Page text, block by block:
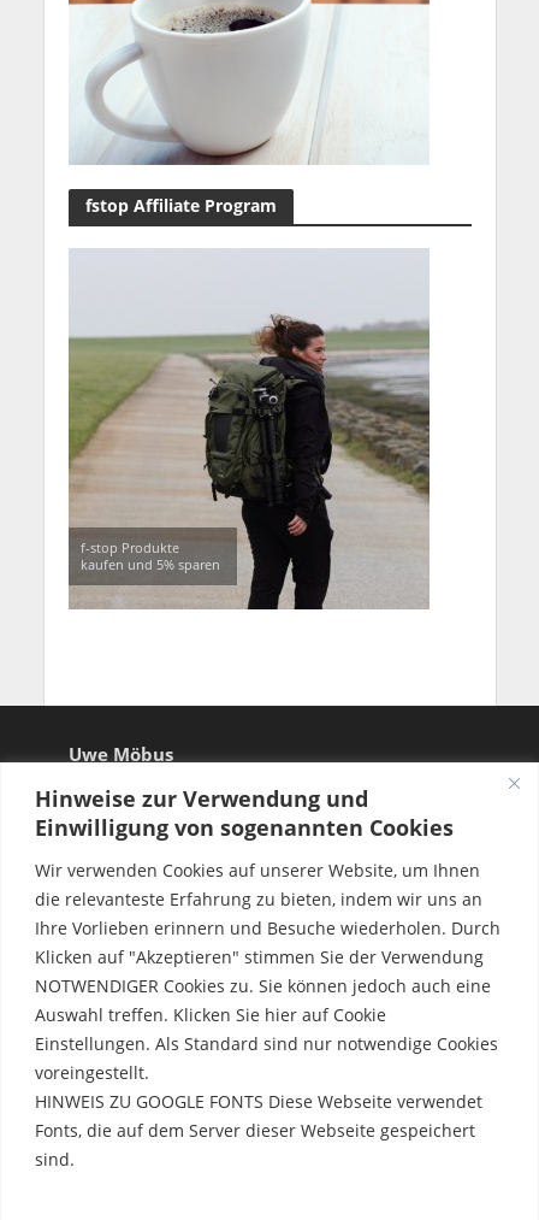
Hinweise zur Verwendung und
Einwilligung von sogenannten Cookies
Wir verwenden Cookies auf unserer Website, um Ihnen
die relevanteste Erfahrung zu bieten, indem wir uns an
Ihre Vorlieben erinnern und Besuche wiederholen. Durch
Klicken auf "Akzeptieren" stimmen Sie der Verwendung
NOTWENDIGER Cookies zu. Sie können jedoch auch eine
Auswahl treffen. Klicken Sie hier auf Cookie
Einstellungen. Als Standard sind nur notwendige Cookies
voreingestellt.
HINWEIS ZU GOOGLE FONTS Diese Webseite verwendet
Fonts, die auf dem Server dieser Webseite gespeichert
sind.
fstop Affiliate Program
f-stop Produkte
kaufen und 5% sparen
Uwe Möbus